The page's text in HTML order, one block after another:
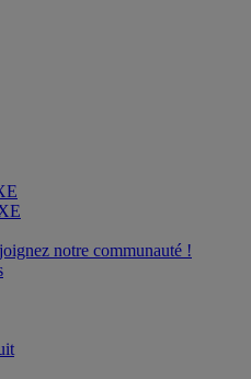
notre communauté !